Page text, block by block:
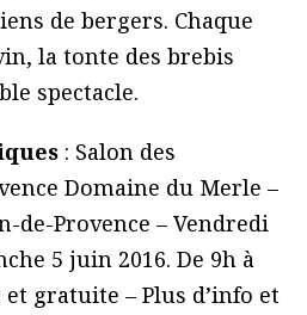
de bergers. Chaque
la tonte des brebis
spectacle.
: Salon des
Domaine du Merle –
de-Provence – Vendredi
5 juin 2016. De 9h à
gratuite – Plus d’info et